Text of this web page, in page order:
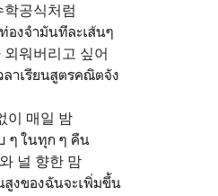
학공식처럼
องจำมันทีละเส้นๆ
워버리고 싶어
าเรียนสูตรคณิตจัง
이 매일 밤
ๆ ในทุก ๆ คืน
널 향한 맘
สูงของฉันจะเพิ่มขึ้น